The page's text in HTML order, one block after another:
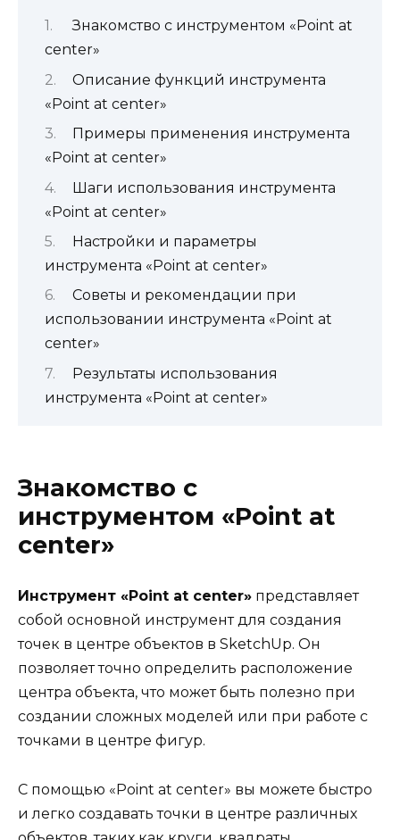
Знакомство с инструментом «Point at
center»
Описание функций инструмента
«Point at center»
Примеры применения инструмента
«Point at center»
Шаги использования инструмента
«Point at center»
Настройки и параметры
инструмента «Point at center»
Советы и рекомендации при
использовании инструмента «Point at
center»
Результаты использования
инструмента «Point at center»
Знакомство с
инструментом «Point at
center»
Инструмент «Point at center» представляет
собой основной инструмент для создания
точек в центре объектов в SketchUp. Он
позволяет точно определить расположение
центра объекта, что может быть полезно при
создании сложных моделей или при работе с
точками в центре фигур.
С помощью «Point at center» вы можете быстро
и легко создавать точки в центре различных